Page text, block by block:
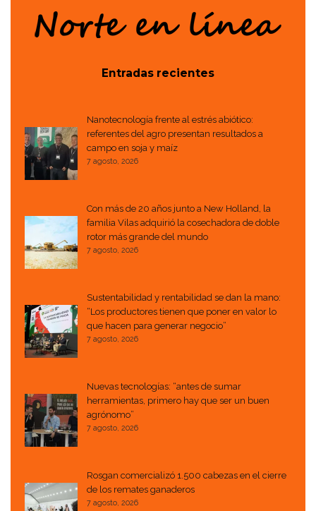
Entradas recientes
Nanotecnología frente al estrés abiótico:
referentes del agro presentan resultados a
campo en soja y maíz
7 agosto, 2026
Con más de 20 años junto a New Holland, la
familia Vilas adquirió la cosechadora de doble
rotor más grande del mundo
7 agosto, 2026
Sustentabilidad y rentabilidad se dan la mano:
“Los productores tienen que poner en valor lo
que hacen para generar negocio”
7 agosto, 2026
Nuevas tecnologías: “antes de sumar
herramientas, primero hay que ser un buen
agrónomo”
7 agosto, 2026
Rosgan comercializó 1.500 cabezas en el cierre
de los remates ganaderos
7 agosto, 2026